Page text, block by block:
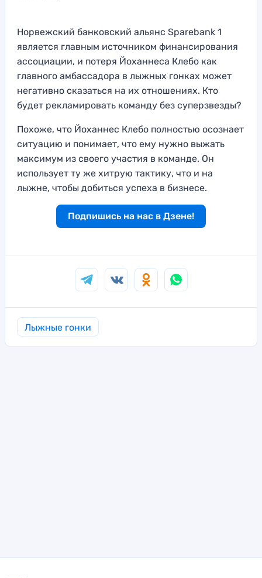
Норвежский банковский альянс Sparebank 1
является главным источником финансирования
ассоциации, и потеря Йоханнеса Клебо как
главного амбассадора в лыжных гонках может
негативно сказаться на их отношениях. Кто
будет рекламировать команду без суперзвезды?
Похоже, что Йоханнес Клебо полностью осознает
ситуацию и понимает, что ему нужно выжать
максимум из своего участия в команде. Он
использует ту же хитрую тактику, что и на
лыжне, чтобы добиться успеха в бизнесе.
Подпишись на нас в Дзене!
Лыжные гонки